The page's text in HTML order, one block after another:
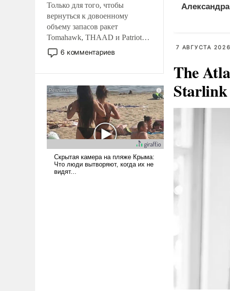
Только для того, чтобы
вернуться к довоенному
объему запасов ракет
Tomahawk, THAAD и Patriot
США потребуется более трех
лет. Даже небольшая война с
Сложившаяся ситуация
означает многолетний период
уязвимости США, например,
перед Китаем.
6 комментариев
7 АВГУСТА
The
Starlink